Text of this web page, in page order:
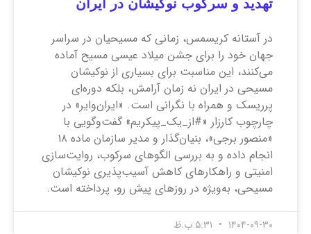
تهدید و سرکوب نوکیشان در ایران
در آستانه کریسمس، زمانی که مسیحیان در سراسر
جهان خود را برای جشن میلاد عیسی مسیح آماده
می‌کنند، این مناسبت برای بسیاری از نوکیشان
مسیحی در ایران نه زمان آرامش، بلکه دوره‌ای
پرریسک و همراه با نگرانی است. «ایران‌وایر» در
چارچوب کارزار «#از_یک_پیکریم» گفت‌وگویی با
«منصور برجی»، بنیان‌گذار و مدیر سازمان ماده ۱۸
انجام داده و به بررسی الگوهای سرکوب، روایت‌سازی
امنیتی و راهکارهای کاهش آسیب‌پذیری نوکیشان
مسیحی، به‌ویژه در روزهای پیش رو، پرداخته است.
۱۴۰۴-۰۹-۳۰